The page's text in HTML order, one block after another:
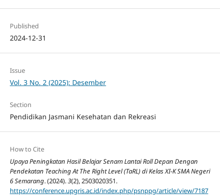
Published
2024-12-31
Issue
Vol. 3 No. 2 (2025): Desember
Section
Pendidikan Jasmani Kesehatan dan Rekreasi
How to Cite
Upaya Peningkatan Hasil Belajar Senam Lantai Roll Depan Dengan
Pendekatan Teaching At The Right Level (TaRL) di Kelas XI-K SMA Negeri
6 Semarang. (2024).3(2), 2503020351.
https://conference.upgris.ac.id/index.php/psnppg/article/view/7187